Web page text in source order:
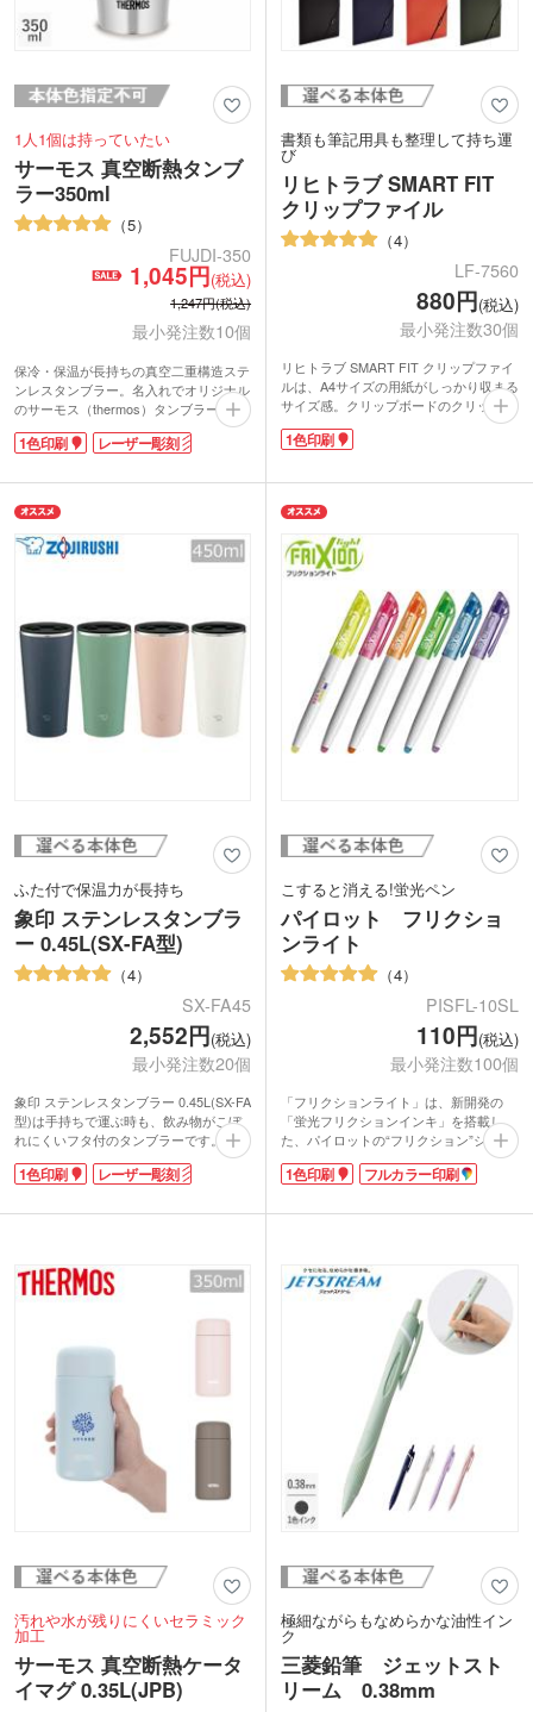
1人1個は持っていたい
サーモス 真空断熱タンブ
ラー350ml
5
FUJDI-350
1,045円(税込)
1,247円(税込)
最小発注数10個
保冷・保温が長持ちの真空二重構造ステ
ンレスタンブラー。名入れでオリジナル
のサーモス（thermos）タンブラーが製
サーモス 真空断熱タンブラー350mlは温
氷を入れた冷たいものを入れても結露し
にくい優れもの。高級感があるステンレ
スタンブラーは記念品にピッタリです。
1色印刷 レーザー彫刻
書類も筆記用具も整理して持ち運
び
リヒトラブ SMART FIT
クリップファイル
4
LF-7560
880円(税込)
最小発注数30個
リヒトラブ SMART FIT クリップファイ
ルは、A4サイズの用紙がしっかり収まる
サイズ感。クリップボードのクリップは
開いたまま固定でき、用紙を揃えて差し
込みやすいです。内側と裏面にもポケッ
分けて収納することもできます。内側の
ました物を引っかけられる切れ込み入
り。これ一つあれば、書類も筆記用具も
スマートにまとめて持ち運べますね。
表紙・内面・内ポケット部分に1色で名
入れできます。学校名や企業ロゴを印刷
して、卒業記念品や周年記念品として配
布するのにおすすめです。
1色印刷
ふた付で保温力が長持ち
象印 ステンレスタンブラ
ー 0.45L(SX-FA型)
4
SX-FA45
2,552円(税込)
最小発注数20個
象印 ステンレスタンブラー 0.45L(SX-FA
型)は手持ちで運ぶ時も、飲み物がこぼ
れにくいフタ付のタンブラーです。真空
二重構造で保冷温効果が高く、氷も溶け
にくいので長時間飲みごろ温度を楽しめ
ぎ、ストローもさしやすいのが嬉しいで
ィスでの使用にも適しています。内面は
傷や汚れが目立ちにくいマット塗装。蓋
す。出勤前のテイクアウトドリンクもマ
イタンブラーに入れて、サステナブルな
1色またはレーザー彫刻で印刷ができま
す。ワンポイントでロゴを印刷できるパ
ッド印刷、デザインを大きく印刷できる
回転シルク印刷のほか、高級感あふれる
レーザー彫刻もおすすめです。安心と実
績のある象印ブランドは、特別な周年記
念品やオープン記念品に人気です。
1色印刷 レーザー彫刻
こすると消える!蛍光ペン
パイロット フリクショ
ンライト
4
PISFL-10SL
110円(税込)
最小発注数100個
「フリクションライト」は、新開発の
「蛍光フリクションインキ」を搭載し
た、パイロットの“フリクション”シリー
ズの蛍光ペン。オフィスや学校、ご家庭
でも何かと使う蛍光ペンは、ノベルティ
摩擦熱で筆跡を消去するので消しカスが
長です。仕事や勉強がはかどること間違
いナシ!名入れの目立つ白軸なので、ロ
ゴやイラストのPR効果も抜群です。
動画提供 : パイロット公式 YouTubeチャ
1色印刷 フルカラー印刷
汚れや水が残りにくいセラミック
加工
サーモス 真空断熱ケータ
イマグ 0.35L(JPB)
極細ながらもなめらかな油性イン
ク
三菱鉛筆 ジェットスト
リーム 0.38mm